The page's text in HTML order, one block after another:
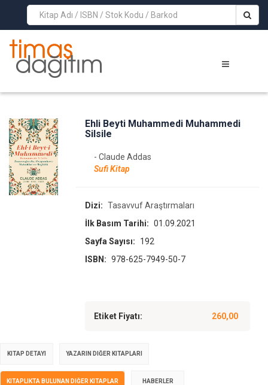
>
Ehli Beyti Muhammedi Muhammedi
Silsile
- Claude Addas
Sufi Kitap
Dizi: Tasavvuf Araştırmaları
İlk Basım Tarihi: 01.09.2021
Sayfa Sayısı:
192
ISBN: 978-625-7949-50-7
Etiket Fiyatı: 260,00
KITAP DETAYI YAZARIN DIĞER KITAPLARI
KITAPLIKTA BULUNAN DIĞER KITAPLAR HABERLER